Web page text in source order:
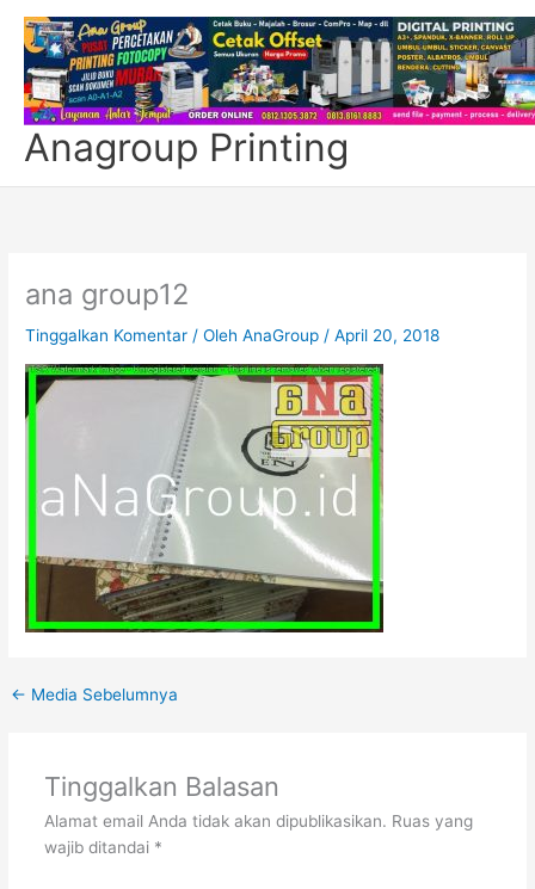
konten
Anagroup Printing
ana group12
Tinggalkan Komentar / OlehAnaGroup/April 20, 2018
← Media Sebelumnya
Tinggalkan Balasan
Alamat email Anda tidak akan dipublikasikan. Ruas yang
wajib ditandai *